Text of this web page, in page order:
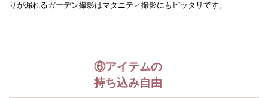
りが漏れるガーデン撮影はマタニティ撮影にもピッタリです。
⑥アイテムの
持ち込み自由